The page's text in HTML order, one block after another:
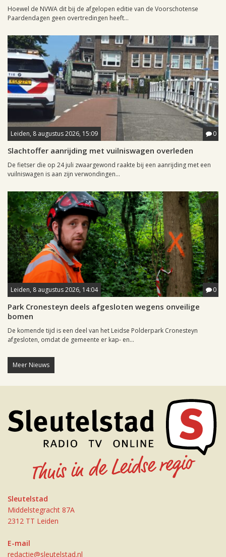
Hoewel de NVWA dit bij de afgelopen editie van de Voorschotense
Paardendagen geen overtredingen heeft...
Leiden, 8 augustus 2026, 15:09 0
Slachtoffer aanrijding met vuilniswagen overleden
De fietser die op 24 juli zwaargewond raakte bij een aanrijding met een
vuilniswagen is aan zijn verwondingen...
Leiden, 8 augustus 2026, 14:04 0
Park Cronesteyn deels afgesloten wegens onveilige
bomen
De komende tijd is een deel van het Leidse Polderpark Cronesteyn
afgesloten, omdat de gemeente er kap- en...
Meer Nieuws
Sleutelstad
Middelstegracht 87A
2312 TT Leiden
E-mail
redactie@sleutelstad.nl